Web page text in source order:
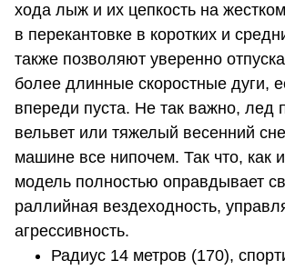
хода лыж и их цепкость на
в перекантовке в коротких и
также позволяют уверенно
более длинные скоростные дуги,
впереди пуста. Не так важно, лед
вельвет или тяжелый весенний
машине все нипочем. Так что, как
модель полностью оправдывает
раллийная вездеходность,
агрессивность.
Радиус 14 метров (170),